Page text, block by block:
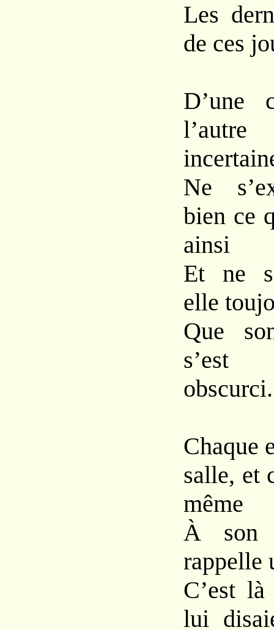
Les
de ces
D’une
Ne
bien ce
ainsi
Et ne
elle
Que
s’est
obscurci.
Chaque
salle, et
même
À son
rappelle
C’est
lui